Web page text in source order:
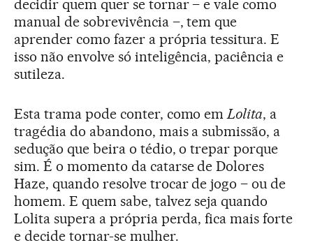
decidir quem quer se tornar – e vale como
manual de sobrevivência –, tem que
aprender como fazer a própria tessitura. E
isso não envolve só inteligência, paciência e
sutileza.
Esta trama pode conter, como em Lolita, a
tragédia do abandono, mais a submissão, a
sedução que beira o tédio, o trepar porque
sim. É o momento da catarse de Dolores
Haze, quando resolve trocar de jogo – ou de
homem. E quem sabe, talvez seja quando
Lolita supera a própria perda, fica mais forte
e decide tornar-se mulher.